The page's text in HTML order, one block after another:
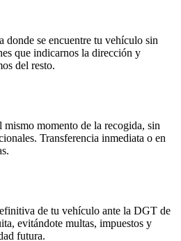
donde se encuentre tu vehículo sin
que indicarnos la dirección y
del resto.
mismo momento de la recogida, sin
Transferencia inmediata o en
de tu vehículo ante la DGT de
evitándote multas, impuestos y
futura.